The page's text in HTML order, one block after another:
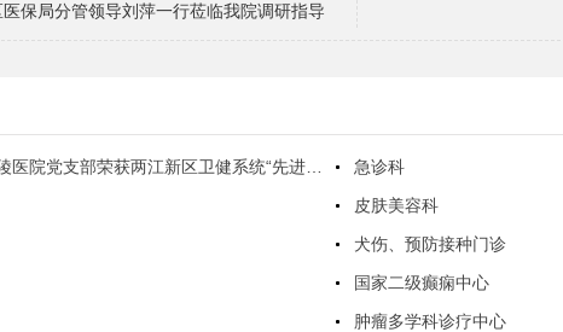
保局分管领导刘萍一行莅临我院调研指导
急诊科
皮肤美容科
犬伤、预防接种门诊
国家二级癫痫中心
肿瘤多学科诊疗中心